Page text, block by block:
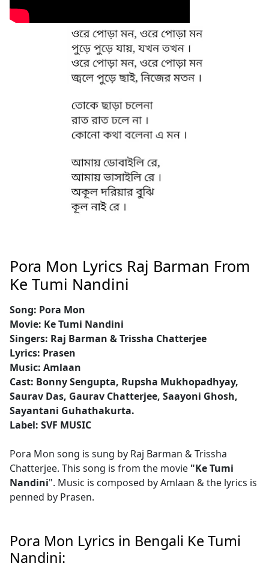
Pora Mon Lyrics Raj Barman From
Ke Tumi Nandini
Song: Pora Mon
Movie: Ke Tumi Nandini
Singers: Raj Barman & Trissha Chatterjee
Lyrics: Prasen
Music: Amlaan
Cast: Bonny Sengupta, Rupsha Mukhopadhyay,
Saurav Das, Gaurav Chatterjee, Saayoni Ghosh,
Sayantani Guhathakurta.
Label: SVF MUSIC
Pora Mon song is sung by Raj Barman & Trissha
Chatterjee. This song is from the movie "Ke Tumi
Nandini". Music is composed by Amlaan & the lyrics is
penned by Prasen.
Pora Mon Lyrics in Bengali Ke Tumi
Nandini: